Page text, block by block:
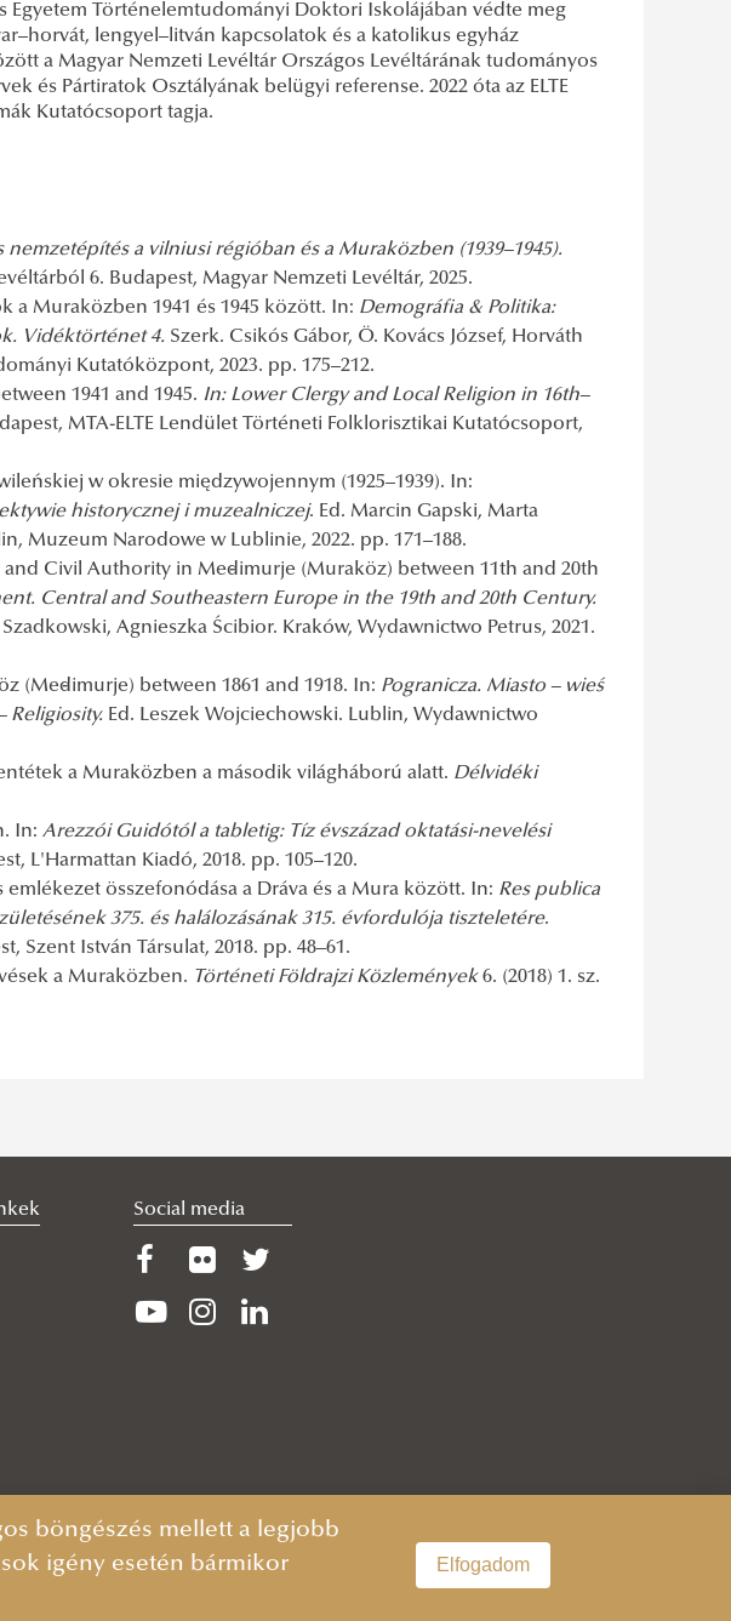
Egyetem Történelemtudományi Doktori Iskolájában védte meg
lengyel–litván kapcsolatok és a katolikus egyház
a Magyar Nemzeti Levéltár Országos Levéltárának tudományos
és Pártiratok Osztályának belügyi referense. 2022 óta az ELTE
Kutatócsoport tagja.
nemzetépítés a vilniusi régióban és a Muraközben (1939–1945).
6. Budapest, Magyar Nemzeti Levéltár, 2025.
a Muraközben 1941 és 1945 között. In: Demográfia & Politika:
Vidéktörténet 4. Szerk. Csikós Gábor, Ö. Kovács József, Horváth
Kutatóközpont, 2023. pp. 175–212.
1941 and 1945. In: Lower Clergy and Local Religion in 16th–
MTA-ELTE Lendület Történeti Folklorisztikai Kutatócsoport,
w okresie międzywojennym (1925–1939). In:
historycznej i muzealniczej. Ed. Marcin Gapski, Marta
Muzeum Narodowe w Lublinie, 2022. pp. 171–188.
and Civil Authority in Međimurje (Muraköz) between 11th and 20th
Central and Southeastern Europe in the 19th and 20th Century.
Agnieszka Ścibior. Kraków, Wydawnictwo Petrus, 2021.
(Međimurje) between 1861 and 1918. In: Pogranicza. Miasto – wieś
Religiosity. Ed. Leszek Wojciechowski. Lublin, Wydawnictwo
a Muraközben a második világháború alatt. Délvidéki
In: Arezzói Guidótól a tabletig: Tíz évszázad oktatási-nevelési
L'Harmattan Kiadó, 2018. pp. 105–120.
összefonódása a Dráva és a Mura között. In: Res publica
375. és halálozásának 315. évfordulója tiszteletére.
Szent István Társulat, 2018. pp. 48–61.
a Muraközben. Történeti Földrajzi Közlemények6. (2018) 1. sz.
Social media
böngészés mellett a legjobb
igény esetén bármikor
Elfogadom